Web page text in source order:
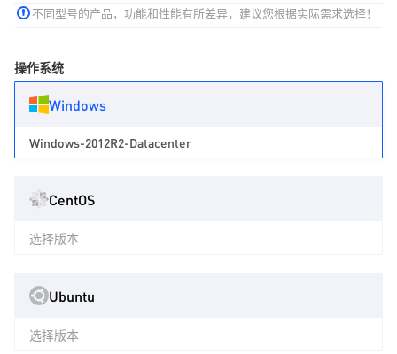
不同型号的产品，功能和性能有所差异，建议您根据实际需求选择！
操作系统
Windows
Windows-2012R2-Datacenter
CentOS
选择版本
Ubuntu
选择版本